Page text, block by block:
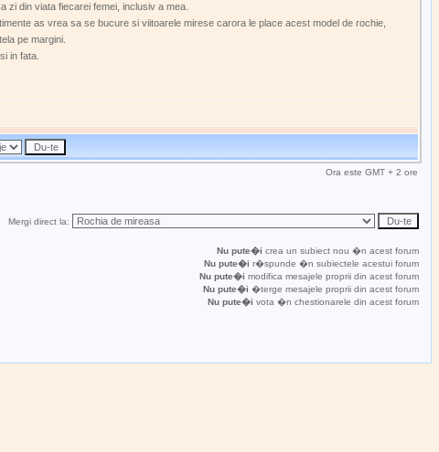
zi din viata fiecarei femei, inclusiv a mea.
as vrea sa se bucure si viitoarele mirese carora le place acest model de rochie,
pe margini.
in fata.
Ora este GMT + 2 ore
Mergi direct la:
Nu pute�i crea un subiect nou �n acest forum
Nu pute�i r�spunde �n subiectele acestui forum
Nu pute�i modifica mesajele proprii din acest forum
Nu pute�i �terge mesajele proprii din acest forum
Nu pute�i vota �n chestionarele din acest forum